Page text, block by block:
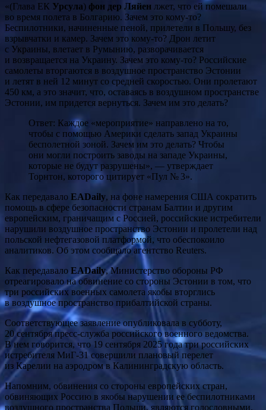
«(Глава ЕК Урсула) фон дер Ляйен лжет, что ей помешали
во время полета в Болгарию. Зачем это кому-то?
Беспилотники, начиненные пеной, прилетели в Польшу, без
взрывчатки и камер. Зачем это кому-то? Дрон летит
с Украины, влетает в Румынию, разворачивается
и возвращается на Украину. Зачем это кому-то? Российские
самолеты вторгаются в воздушное пространство Эстонии
и летят в ней 12 минут со средней скоростью. Они пролетают
450 км, а это значит, что, оставаясь в воздушном пространстве
Эстонии, им придется вернуться. Зачем им это делать?
Ответ: Каждое «мероприятие» направлено на то,
чтобы с помощью Америки сделать запад Украины
бесполетной зоной. Зачем им это делать? Чтобы
они могли построить заводы на западе Украины,
которые не будут разрушены», — утверждает
Торнтон, которого цитирует «Пул № 3».
Как передавало EADaily, на фоне намерения США сократить
помощь в сфере безопасности странам Балтии и другим
европейским, граничащим с Россией, российские истребители
нарушили воздушное пространство Эстонии и пролетели над
польской нефтегазовой платформой, что обеспокоило
аналитиков. Об этом сообщало агентство Reuters.
Как передавало EADaily, Министерство обороны РФ
отреагировало на обвинение со стороны Эстонии в том, что
три российских военных самолета якобы вторглись
в воздушное пространство прибалтийской страны.
Соответствующее заявление опубликовала в субботу,
20 сентября пресс-служба российского военного ведомства.
В нем говорится, что 19 сентября 2025 года три российских
истребителя МиГ-31 совершили плановый перелет
из Карелии на аэродром в Калининградскую область.
Напомним, обвинения со стороны европейских стран,
обвиняющих Россию в якобы нарушении ее беспилотниками
воздушного пространства Польши, являются голословными.